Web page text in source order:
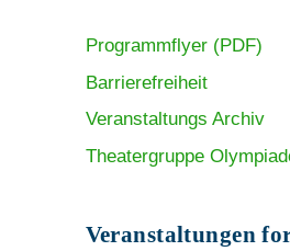
Programmflyer (PDF)
Barrierefreiheit
Veranstaltungs Archiv
Theatergruppe
Veranstaltungen